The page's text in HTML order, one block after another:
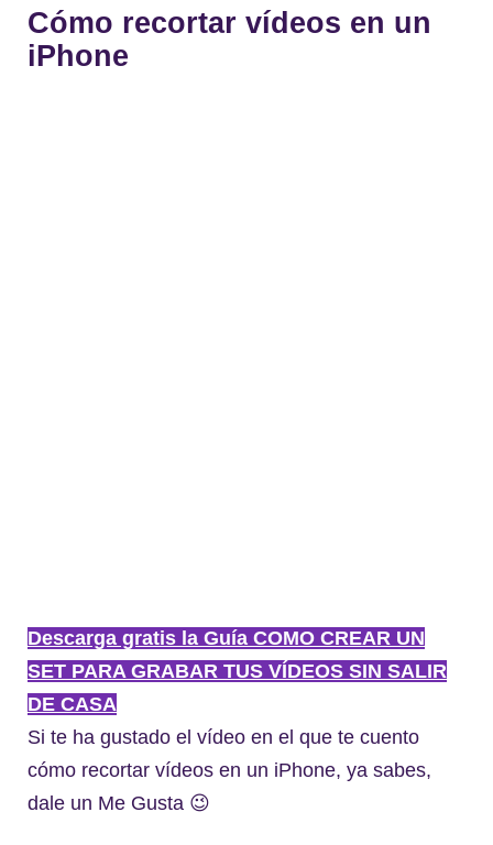
Cómo recortar vídeos en un
iPhone
Descarga gratis la Guía COMO CREAR UN
SET PARA GRABAR TUS VÍDEOS SIN SALIR
DE CASA
Si te ha gustado el vídeo en el que te cuento
cómo recortar vídeos en un iPhone, ya sabes,
dale un Me Gusta 😉